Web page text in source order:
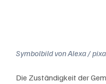
Symbolbild von Alexa /
Die Zuständigkeit der